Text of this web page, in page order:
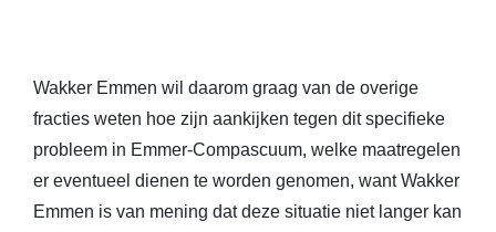
Wakker Emmen wil daarom graag van de overige
fracties weten hoe zijn aankijken tegen dit specifieke
probleem in Emmer-Compascuum, welke maatregelen
er eventueel dienen te worden genomen, want Wakker
Emmen is van mening dat deze situatie niet langer kan